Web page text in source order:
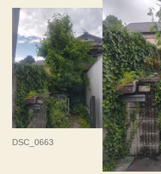
を
定
し
て
み
た！
年
金
相
DSC_0663